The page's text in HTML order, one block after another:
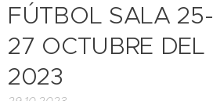
FÚTBOL SALA 25-
27 OCTUBRE DEL
2023